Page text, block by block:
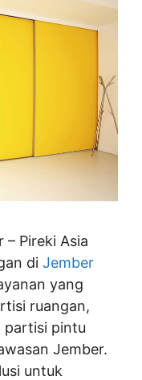
– Pireki Asia
di Jember
yang
ruangan,
partisi pintu
Jember.
untuk